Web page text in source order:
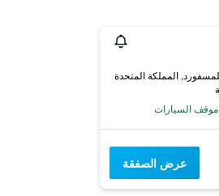
موقف السيارات
عرض الصفقة